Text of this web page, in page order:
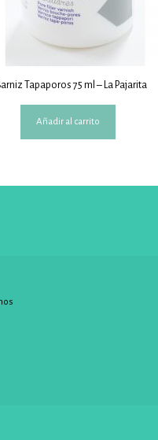
Tapaporos 75 ml – La Pajarita
Añadir al carrito